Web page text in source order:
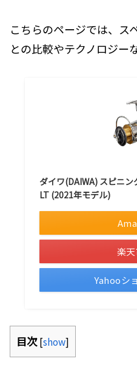
こちらのページでは、ス
との比較やテクノロジー
ダイワ(DAIWA) スピニ
LT (2021年モデル)
楽
Yahooシ
目次 [show]